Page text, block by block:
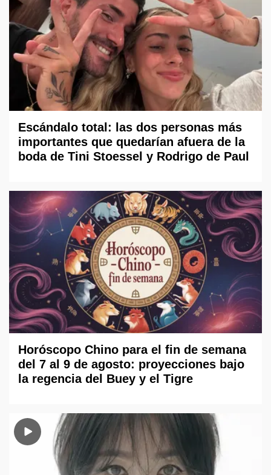
Escándalo total: las dos personas más
importantes que quedarían afuera de la
boda de Tini Stoessel y Rodrigo de Paul
Horóscopo Chino para el fin de semana
del 7 al 9 de agosto: proyecciones bajo
la regencia del Buey y el Tigre